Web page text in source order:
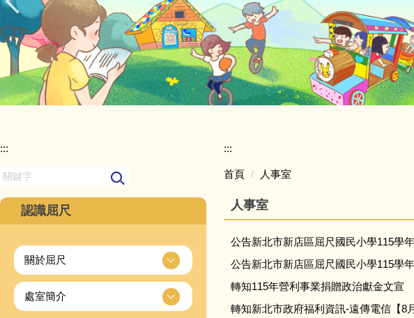
:::
認識屈尺
關於屈尺
處室簡介
:::
首頁 人事室
人事室
公告新北市新店區屈尺國民小學115學
公告新北市新店區屈尺國民小學115學
轉知115年營利事業捐贈政治獻金文宣
轉知新北市政府福利資訊-遠傳電信【8